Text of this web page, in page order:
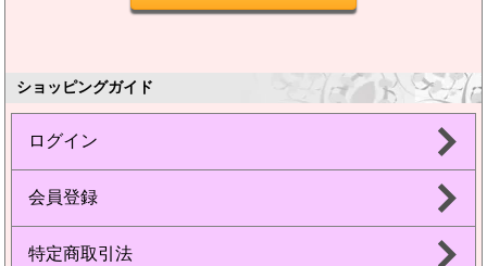
ショッピングガイド
ログイン
会員登録
特定商取引法